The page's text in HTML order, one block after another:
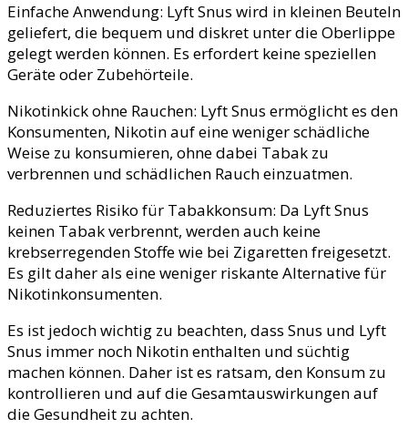
Einfache Anwendung: Lyft Snus wird in kleinen Beuteln
geliefert, die bequem und diskret unter die Oberlippe
gelegt werden können. Es erfordert keine speziellen
Geräte oder Zubehörteile.
Nikotinkick ohne Rauchen: Lyft Snus ermöglicht es den
Konsumenten, Nikotin auf eine weniger schädliche
Weise zu konsumieren, ohne dabei Tabak zu
verbrennen und schädlichen Rauch einzuatmen.
Reduziertes Risiko für Tabakkonsum: Da Lyft Snus
keinen Tabak verbrennt, werden auch keine
krebserregenden Stoffe wie bei Zigaretten freigesetzt.
Es gilt daher als eine weniger riskante Alternative für
Nikotinkonsumenten.
Es ist jedoch wichtig zu beachten, dass Snus und Lyft
Snus immer noch Nikotin enthalten und süchtig
machen können. Daher ist es ratsam, den Konsum zu
kontrollieren und auf die Gesamtauswirkungen auf
die Gesundheit zu achten.